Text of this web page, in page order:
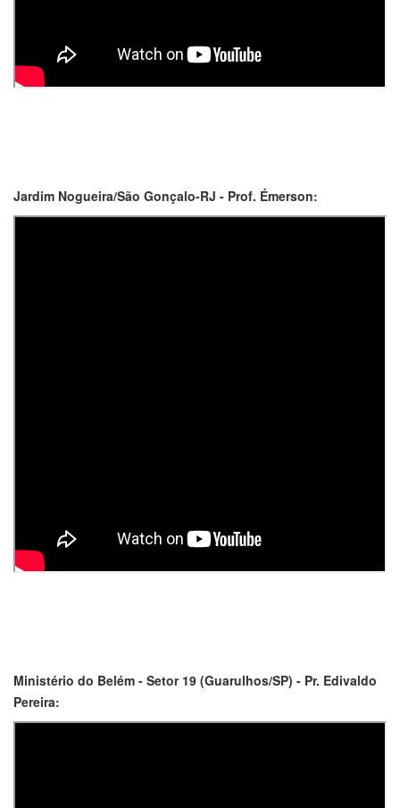
Jardim Nogueira/São Gonçalo-RJ - Prof. Émerson:
Ministério do Belém - Setor 19 (Guarulhos/SP) - Pr. Edivaldo
Pereira: